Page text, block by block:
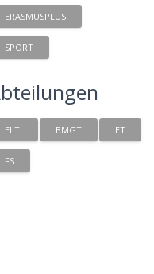
ERASMUSPLUS
SPORT
ELTI BMGT ET
FS